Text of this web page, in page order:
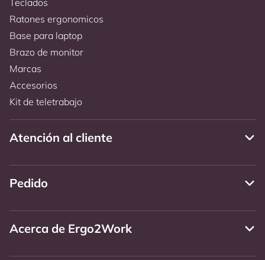
Ratones ergonomicos
Base para laptop
Brazo de monitor
Marcas
Accesorios
Kit de teletrabajo
Atención al cliente
Pedido
Acerca de Ergo2Work